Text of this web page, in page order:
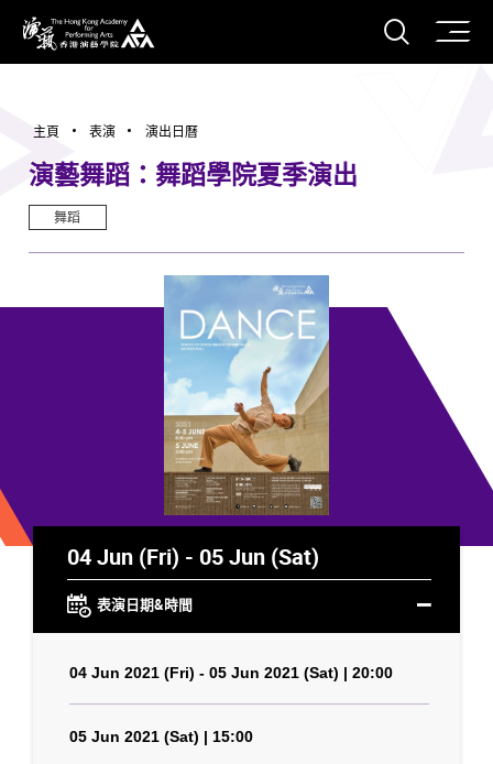
香港演藝學院
打開
主頁 表演 演出日曆
演藝舞蹈：舞蹈學院夏季演出
舞蹈
04 Jun (Fri) - 05 Jun (Sat)
表演日期&時間
04 Jun 2021 (Fri) - 05 Jun 2021 (Sat) | 20:00
05 Jun 2021 (Sat) | 15:00